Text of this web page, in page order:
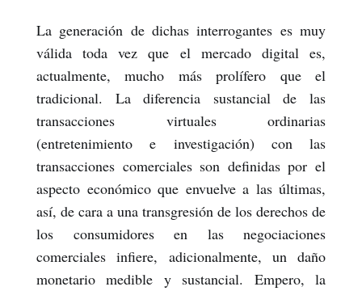
La generación de dichas interrogantes es muy
válida toda vez que el mercado digital es,
actualmente, mucho más prolífero que el
tradicional. La diferencia sustancial de las
transacciones virtuales ordinarias
(entretenimiento e investigación) con las
transacciones comerciales son definidas por el
aspecto económico que envuelve a las últimas,
así, de cara a una transgresión de los derechos de
los consumidores en las negociaciones
comerciales infiere, adicionalmente, un daño
monetario medible y sustancial. Empero, la